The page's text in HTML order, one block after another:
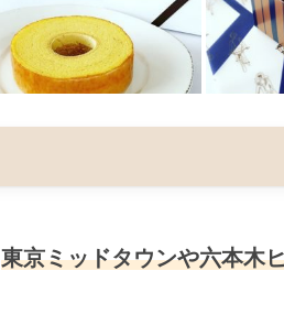
東京ミッドタウンや六本木